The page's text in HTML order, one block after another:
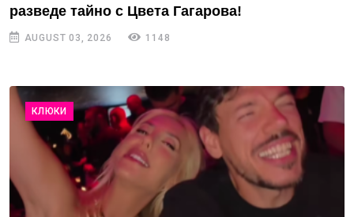
разведе тайно с Цвета Гагарова!
AUGUST 03, 2026 1148
КЛЮКИ